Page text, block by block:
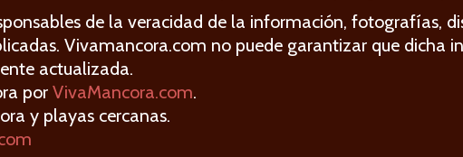
de la veracidad de la información, fotografías,
Vivamancora.com no puede garantizar que dicha
actualizada.
por VivaMancora.com.
y playas cercanas.